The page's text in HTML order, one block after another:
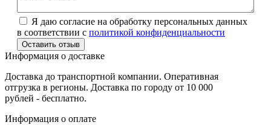
Я даю согласие на обработку персональных данных
в соответствии с политикой конфиденциальности
Информация о доставке
Доставка до транспортной компании. Оперативная
отгрузка в регионы. Доставка по городу от 10 000
рублей - бесплатно.
Информация о оплате